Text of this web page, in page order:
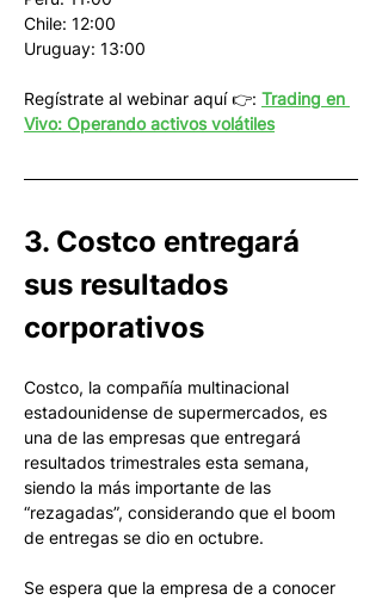
Chile: 12:00
Uruguay: 13:00
Regístrate al webinar aquí 👉: Trading en
Vivo: Operando activos volátiles
3. Costco entregará
sus resultados
corporativos
Costco, la compañía multinacional
estadounidense de supermercados, es
una de las empresas que entregará
resultados trimestrales esta semana,
siendo la más importante de las
“rezagadas”, considerando que el boom
de entregas se dio en octubre.
Se espera que la empresa de a conocer